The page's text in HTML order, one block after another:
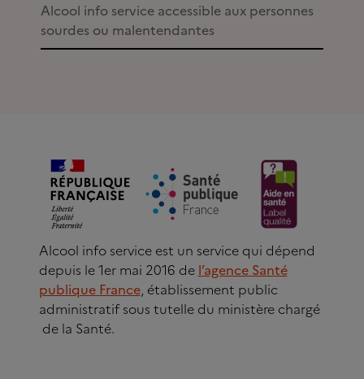
Alcool info service accessible aux personnes
sourdes ou malentendantes
Alcool info service est un service qui dépend
depuis le 1er mai 2016 de l’agence Santé
publique France, établissement public
administratif sous tutelle du ministère chargé
de la Santé.